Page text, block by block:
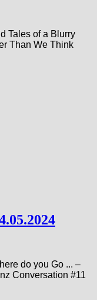
Tales of a Blurry
Than We Think
do you Go ​.​.​. –
Conversation #11